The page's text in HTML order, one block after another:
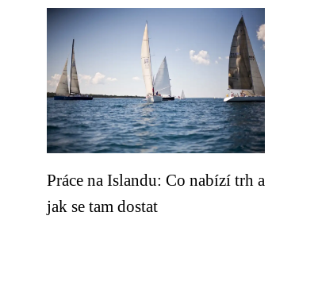
Práce na Islandu: Co nabízí trh a
jak se tam dostat